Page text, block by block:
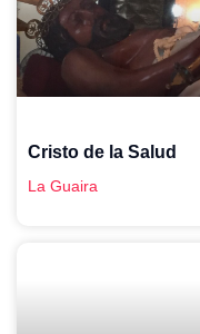
Cristo de la Salud
La Guaira